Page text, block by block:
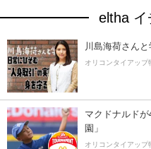
eltha イ
川島海荷さん
オリコンタイアップ
マクドナルド
園」
オリコンタイアップ